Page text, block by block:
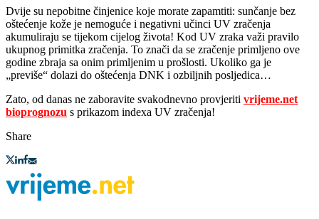
Dvije su nepobitne činjenice koje morate zapamtiti: sunčanje bez
oštećenje kože je nemoguće i negativni učinci UV zračenja
akumuliraju se tijekom cijelog života! Kod UV zraka važi pravilo
ukupnog primitka zračenja. To znači da se zračenje primljeno ove
godine zbraja sa onim primljenim u prošlosti. Ukoliko ga je
„previše“ dolazi do oštećenja DNK i ozbiljnih posljedica…
Zato, od danas ne zaboravite svakodnevno provjeriti vrijeme.net
bioprognozu s prikazom indexa UV zračenja!
Share